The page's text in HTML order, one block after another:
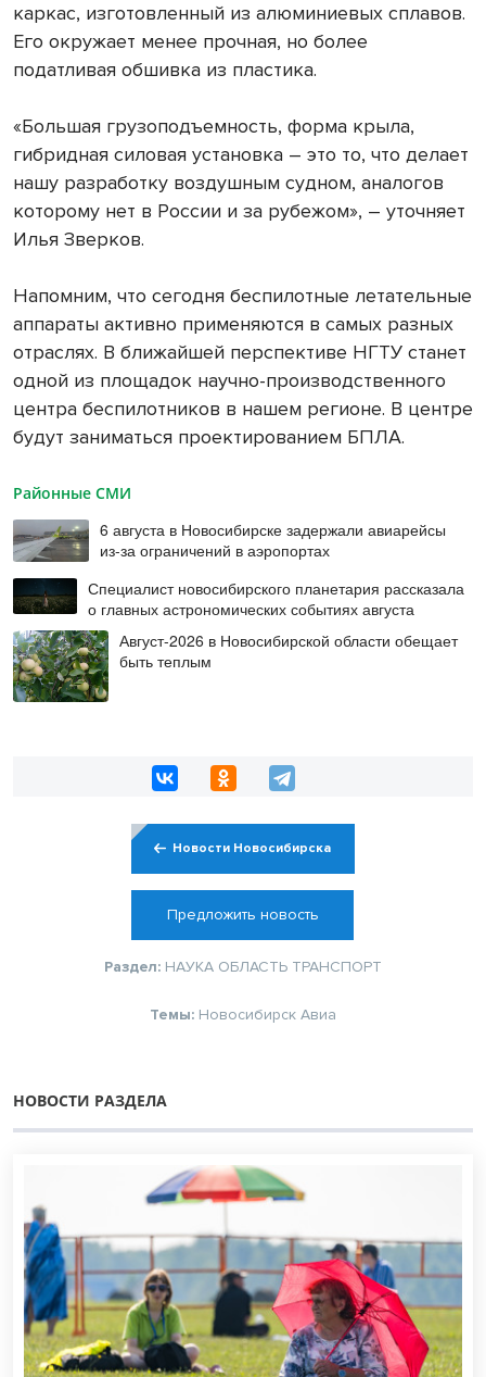
каркас, изготовленный из алюминиевых сплавов.
Его окружает менее прочная, но более
податливая обшивка из пластика.
«Большая грузоподъемность, форма крыла,
гибридная силовая установка – это то, что делает
нашу разработку воздушным судном, аналогов
которому нет в России и за рубежом», – уточняет
Илья Зверков.
Напомним, что сегодня беспилотные летательные
аппараты активно применяются в самых разных
отраслях. В ближайшей перспективе НГТУ станет
одной из площадок научно-производственного
центра беспилотников в нашем регионе. В центре
будут заниматься проектированием БПЛА.
Районные СМИ
6 августа в Новосибирске задержали авиарейсы
из-за ограничений в аэропортах
Специалист новосибирского планетария рассказала
о главных астрономических событиях августа
Август-2026 в Новосибирской области обещает
быть теплым
Новости Новосибирска
Предложить новость
Раздел: НАУКА ОБЛАСТЬ ТРАНСПОРТ
Темы: Новосибирск Авиа
НОВОСТИ РАЗДЕЛА